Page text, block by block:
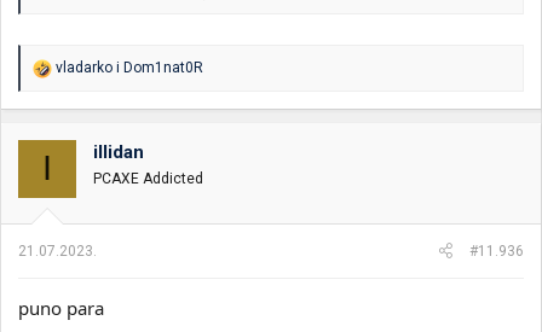
R
a
o
n
:
vladarko i Dom1nat0R
I illidan
PCAXE Addicted
21.07.2023. #11.936
puno para